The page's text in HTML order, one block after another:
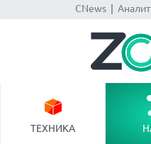
CNews|
ТЕХНИКА